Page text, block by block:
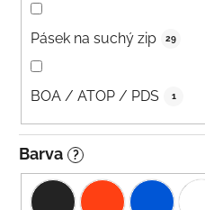
Pásek na suchý zip 29
BOA / ATOP / PDS 1
Barva ?